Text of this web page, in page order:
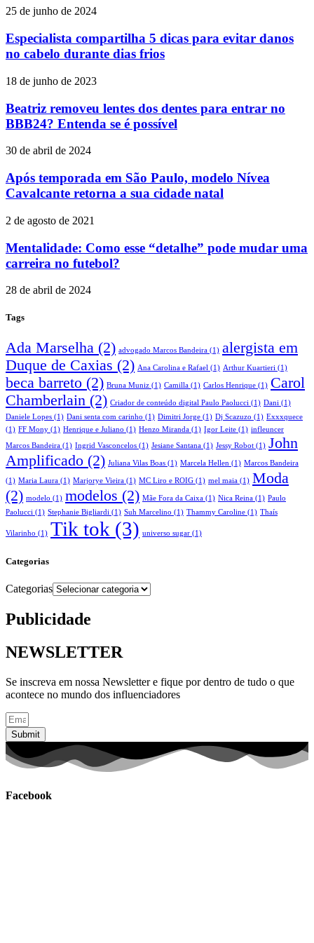
25 de junho de 2024
Especialista compartilha 5 dicas para evitar danos
no cabelo durante dias frios
18 de junho de 2023
Beatriz removeu lentes dos dentes para entrar no
BBB24? Entenda se é possível
30 de abril de 2024
Após temporada em São Paulo, modelo Nívea
Cavalcante retorna a sua cidade natal
2 de agosto de 2021
Mentalidade: Como esse “detalhe” pode mudar uma
carreira no futebol?
28 de abril de 2024
Tags
Ada Marselha (2) advogado Marcos Bandeira (1) alergista em
Duque de Caxias (2) Ana Carolina e Rafael (1) Arthur Kuartieri (1)
beca barreto (2) Bruna Muniz (1) Camilla (1) Carlos Henrique (1) Carol
Chamberlain (2) Criador de conteúdo digital Paulo Paolucci (1) Dani (1)
Daniele Lopes (1) Dani senta com carinho (1) Dimitri Jorge (1) Dj Scazuzo (1) Exxxquece
(1) FF Mony (1) Henrique e Juliano (1) Henzo Miranda (1) Igor Leite (1) infleuncer
Marcos Bandeira (1) Ingrid Vasconcelos (1) Jesiane Santana (1) Jessy Robot (1) John
Amplificado (2) Juliana Vilas Boas (1) Marcela Hellen (1) Marcos Bandeira
(1) Maria Laura (1) Marjorye Vieira (1) MC Liro e ROIG (1) mel maia (1) Moda
(2) modelo (1) modelos (2) Mãe Fora da Caixa (1) Nica Reina (1) Paulo
Paolucci (1) Stephanie Bigliardi (1) Suh Marcelino (1) Thammy Caroline (1) Thaís
Vilarinho (1) Tik tok (3) universo sugar (1)
Categorias
Categorias
Publicidade
NEWSLETTER
Se inscreva em nossa Newsletter e fique por dentro de tudo o que
acontece no mundo dos influenciadores
Submit
Facebook